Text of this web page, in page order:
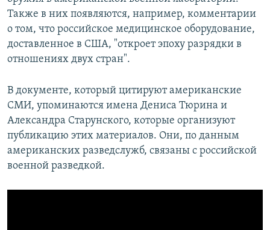
Также в них появляются, например, комментарии
о том, что российское медицинское оборудование,
доставленное в США, "откроет эпоху разрядки в
отношениях двух стран".
В документе, который цитируют американские
СМИ, упоминаются имена Дениса Тюрина и
Александра Старунского, которые организуют
публикацию этих материалов. Они, по данным
американских разведслужб, связаны с российской
военной разведкой.